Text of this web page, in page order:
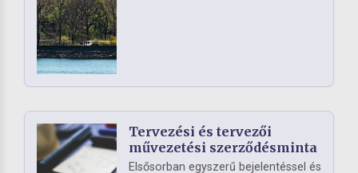
Tervezési és tervezői
művezetési szerződésminta
Elsősorban egyszerű bejelentéssel és